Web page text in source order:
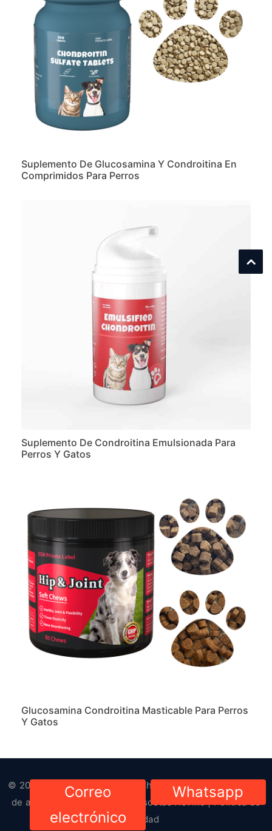
Suplemento De Glucosamina Y Condroitina En
Comprimidos Para Perros
Suplemento De Condroitina Emulsionada Para
Perros Y Gatos
Glucosamina Condroitina Masticable Para Perros
Y Gatos
Correo
electrónico
Whatsapp
© 2023-2024. Todos los derechos reservados. Derechos
de autor
Suministros para mascotas HsViko|Política de
privacidad